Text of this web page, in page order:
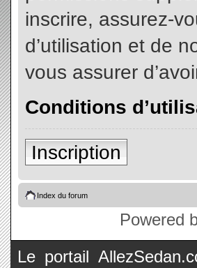
inscrire, assurez-
d’utilisation et de
vous assurer
Conditions
Inscription
Index du forum
Powered
Le portail